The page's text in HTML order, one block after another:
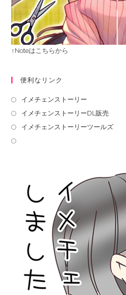
↑Noteはこちらから
便利なリンク
イメチェンストーリー
イメチェンストーリーDL販売
イメチェンストーリーツールズ